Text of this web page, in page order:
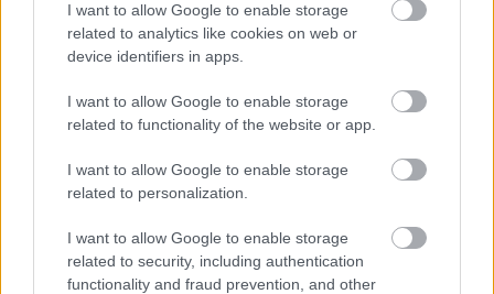
I want to allow Google to enable storage
related to analytics like cookies on web or
device identifiers in apps.
I want to allow Google to enable storage
related to functionality of the website or app.
I want to allow Google to enable storage
related to personalization.
I want to allow Google to enable storage
related to security, including authentication
functionality and fraud prevention, and other
Egyszer volt, hol nem volt a fosdízel...
vagy hangos vagyakármi. Azért, mert szar. Azért.
:)"Zita barátunk (akinek tekintélyes autóflottája van)
autóbuzik (filek) véleményét a témáról. Ő is ott lesz
velünk.…